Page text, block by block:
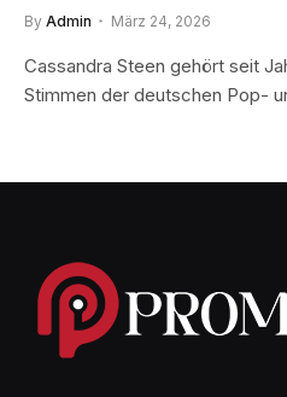
By Admin März 24, 2026
Cassandra Steen gehört seit
Stimmen der deutschen Pop-